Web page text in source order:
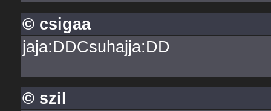
© csigaa
jaja:DDCsuhajja:DD
© szil